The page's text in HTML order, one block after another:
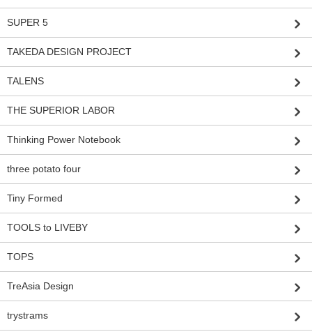
SUPER 5
TAKEDA DESIGN PROJECT
TALENS
THE SUPERIOR LABOR
Thinking Power Notebook
three potato four
Tiny Formed
TOOLS to LIVEBY
TOPS
TreAsia Design
trystrams